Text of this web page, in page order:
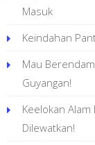
Masuk
Keindahan
Mau
Guyangan!
Keelokan Alam
Dilewatkan!